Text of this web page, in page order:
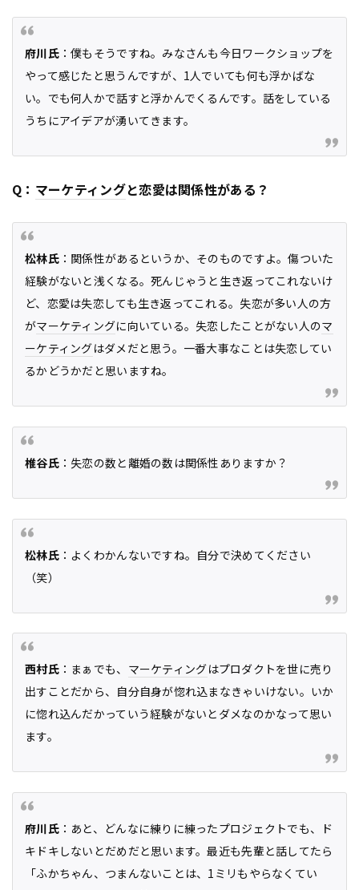
府川氏：僕もそうですね。みなさんも今日ワークショップを
やって感じたと思うんですが、1人でいても何も浮かばな
い。でも何人かで話すと浮かんでくるんです。話をしている
うちにアイデアが湧いてきます。
Q： マーケティングと恋愛は関係性がある？
松林氏：関係性があるというか、そのものですよ。傷ついた
経験がないと浅くなる。死んじゃうと生き返ってこれないけ
ど、恋愛は失恋しても生き返ってこれる。失恋が多い人の方
がマーケティングに向いている。失恋したことがない人のマ
ーケティングはダメだと思う。一番大事なことは失恋してい
るかどうかだと思いますね。
椎谷氏：失恋の数と離婚の数は関係性ありますか？
松林氏：よくわかんないですね。自分で決めてください
（笑）
西村氏：まぁでも、 マーケティングはプロダクトを世に売り
出すことだから、自分自身が惚れ込まなきゃいけない。いか
に惚れ込んだかっていう経験がないとダメなのかなって思い
ます。
府川氏：あと、どんなに練りに練ったプロジェクトでも、ド
キドキしないとだめだと思います。最近も先輩と話してたら
「ふかちゃん、つまんないことは、1ミリもやらなくてい